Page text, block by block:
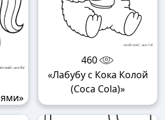
460
«Лабубу с Кока Колой
(Coca Cola)»